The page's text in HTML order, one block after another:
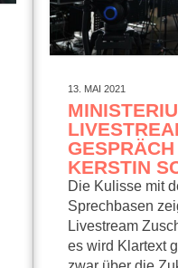
13. MAI 2021
KERSTIN
Die Kulisse mit
Sprechbasen
Livestream
es wird Klartext